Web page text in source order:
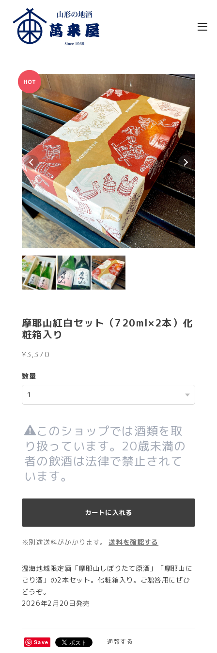
摩耶山紅白セット（720ml×2本）化
粧箱入り
¥3,370
数量
このショップでは酒類を取
り扱っています。20歳未満の
者の飲酒は法律で禁止されて
います。
カートに入れる
※別途送料がかかります。 送料を確認する
温海地域限定酒「摩耶山しぼりたて原酒」「摩耶山に
ごり酒」の2本セット。化粧箱入り。ご贈答用にぜひ
どうぞ。
2026年2月20日発売
Save 通報する